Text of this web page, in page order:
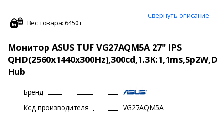
Свернуть описание
Вес товара: 6450 г
Монитор ASUS TUF VG27AQM5A 27" IPS
Hub
Бренд
Код производителя
VG27AQM5A